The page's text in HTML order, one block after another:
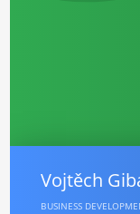
Vojtěch
BUSINESS